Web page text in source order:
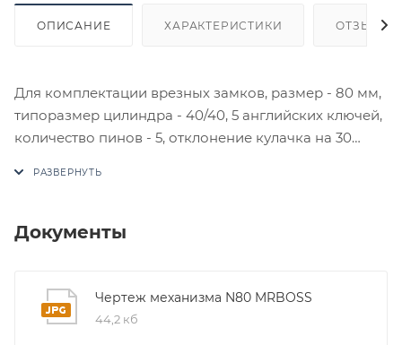
ОПИСАНИЕ ХАРАКТЕРИСТИКИ ОТЗЫВЫ
Для комплектации врезных замков, размер - 80 мм,
типоразмер цилиндра - 40/40, 5 английских ключей,
количество пинов - 5, отклонение кулачка на 30
утверждение заказчика.
окончательными. После оформления заказа
приходит письмо только для подтверждения, что
Документы
Чертеж механизма N80 MRBOSS
44,2 кб